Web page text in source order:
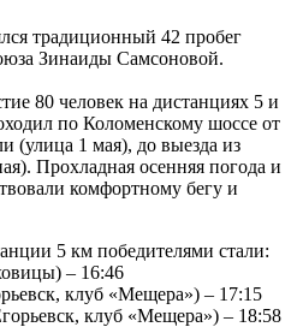
традиционный 42 пробег
Зинаиды Самсоновой.
80 человек на дистанциях 5 и
по Коломенскому шоссе от
(улица 1 мая), до выезда из
Прохладная осенняя погода и
комфортному бегу и
5 км победителями стали:
– 16:46
клуб «Мещера») – 17:15
клуб «Мещера») – 18:58